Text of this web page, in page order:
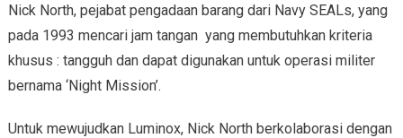
Nick North, pejabat pengadaan barang dari Navy SEALs, yang
pada 1993 mencari jam tangan yang membutuhkan kriteria
khusus : tangguh dan dapat digunakan untuk operasi militer
bernama ‘Night Mission’.
Untuk mewujudkan Luminox, Nick North berkolaborasi dengan